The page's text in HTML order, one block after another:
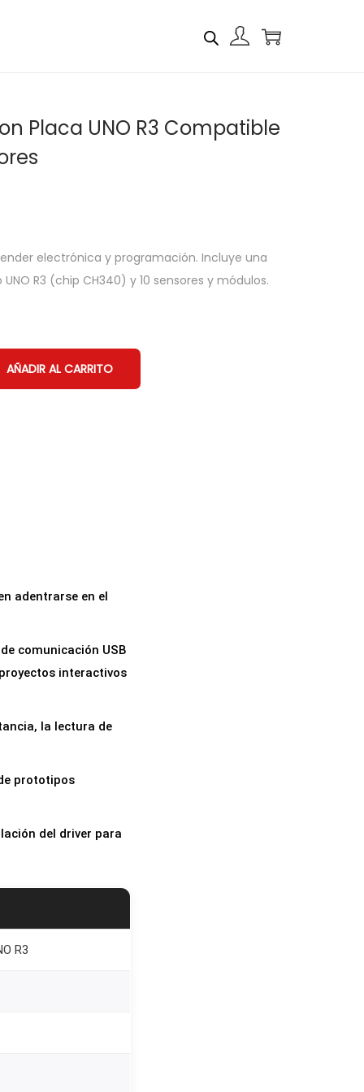
Placa UNO R3 Compatible
electrónica y programación. Incluye una
R3 (chip CH340) y 10 sensores y módulos.
AÑADIR AL CARRITO
adentrarse en el
comunicación USB
interactivos
la lectura de
prototipos
del driver para
R3